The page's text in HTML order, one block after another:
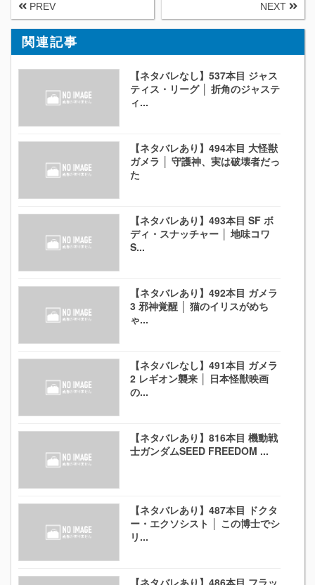
PREV NEXT
関連記事
【ネタバレなし】537本目 ジャス
ティス・リーグ │ 折角のジャステ
ィ...
【ネタバレあり】494本目 大怪獣
ガメラ │ 守護神、実は破壊者だっ
た
【ネタバレあり】493本目 SF ボ
ディ・スナッチャー │ 地味コワ
S...
【ネタバレあり】492本目 ガメラ
3 邪神覚醒 │ 猫のイリスがめち
ゃ...
【ネタバレなし】491本目 ガメラ
2 レギオン襲来 │ 日本怪獣映画
の...
【ネタバレあり】816本目 機動戦
士ガンダムSEED FREEDOM ...
【ネタバレあり】487本目 ドクタ
ー・エクソシスト │ この博士でシ
リ...
【ネタバレあり】486本目 フラッ